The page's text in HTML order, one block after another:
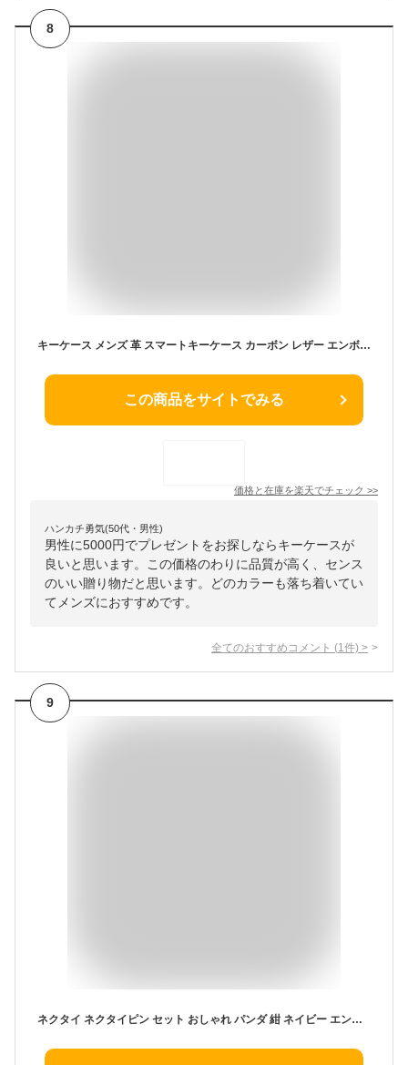
8
キーケース メンズ 革 スマートキーケース カーボン レザー エンボス 6連 牛革 スマートキー カード収納 小銭入れ 大人 プレゼント カラビナ付き クリスマス ギフト
この商品をサイトでみる
価格と在庫を楽天でチェック >>
ハンカチ勇気(50代・男性)
男性に5000円でプレゼントをお探しならキーケースが
良いと思います。この価格のわりに品質が高く、センス
のいい贈り物だと思います。どのカラーも落ち着いてい
てメンズにおすすめです。
全てのおすすめコメント (1 件) >
9
ネクタイ ネクタイピン セット おしゃれ パンダ 紺 ネイビー エンジ ウォッシャブル 撥水加工 ポスト投函送料無料 6カラー 動物 ギフト プレゼント 就職祝 誕生日 縁起物 御祝